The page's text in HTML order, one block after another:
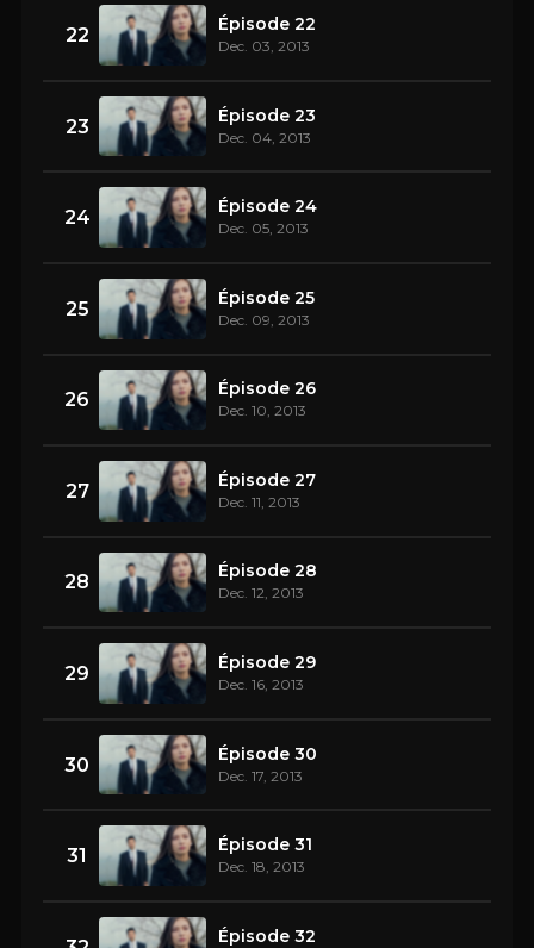
22 Épisode 22
Dec. 03, 2013
23 Épisode 23
Dec. 04, 2013
24 Épisode 24
Dec. 05, 2013
25 Épisode 25
Dec. 09, 2013
26 Épisode 26
Dec. 10, 2013
27 Épisode 27
Dec. 11, 2013
28 Épisode 28
Dec. 12, 2013
29 Épisode 29
Dec. 16, 2013
30 Épisode 30
Dec. 17, 2013
31 Épisode 31
Dec. 18, 2013
Épisode 32